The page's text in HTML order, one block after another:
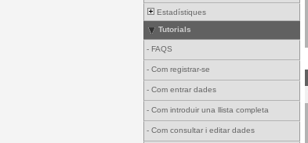
Estadístiques
Tutorials
- FAQS
- Com registrar-se
- Com entrar dades
- Com introduir una llista completa
- Com consultar i editar dades